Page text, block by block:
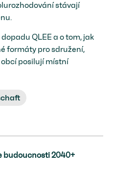
stávají
QLEE a o tom, jak
formáty pro sdružení,
posilují místní
budoucnosti 2040+